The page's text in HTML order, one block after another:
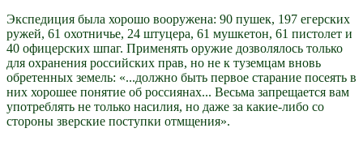
Экспедиция была хорошо вооружена: 90 пушек, 197 егерских
ружей, 61 охотничье, 24 штуцера, 61 мушкетон, 61 пистолет и
40 офицерских шпаг. Применять оружие дозволялось только
для охранения российских прав, но не к туземцам вновь
обретенных земель: «...должно быть первое старание посеять в
них хорошее понятие об россиянах... Весьма запрещается вам
употреблять не только насилия, но даже за какие-либо со
стороны зверские поступки отмщения».